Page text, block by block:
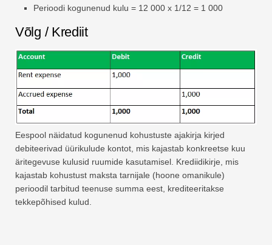
Perioodi kogunenud kulu = 12 000 x 1/12 = 1 000
Võlg / Krediit
Eespool näidatud kogunenud kohustuste ajakirja kirjed
debiteerivad üürikulude kontot, mis kajastab konkreetse kuu
äritegevuse kulusid ruumide kasutamisel. Krediidikirje, mis
kajastab kohustust maksta tarnijale (hoone omanikule)
perioodil tarbitud teenuse summa eest, krediteeritakse
tekkepõhised kulud.